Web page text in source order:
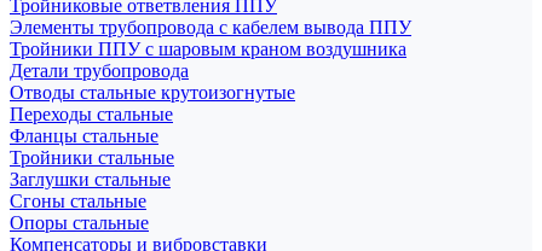
Тройниковые ответвления ППУ
Элементы трубопровода с кабелем вывода ППУ
Тройники ППУ с шаровым краном воздушника
Детали трубопровода
Отводы стальные крутоизогнутые
Переходы стальные
Фланцы стальные
Тройники стальные
Заглушки стальные
Сгоны стальные
Опоры стальные
Компенсаторы и вибровставки